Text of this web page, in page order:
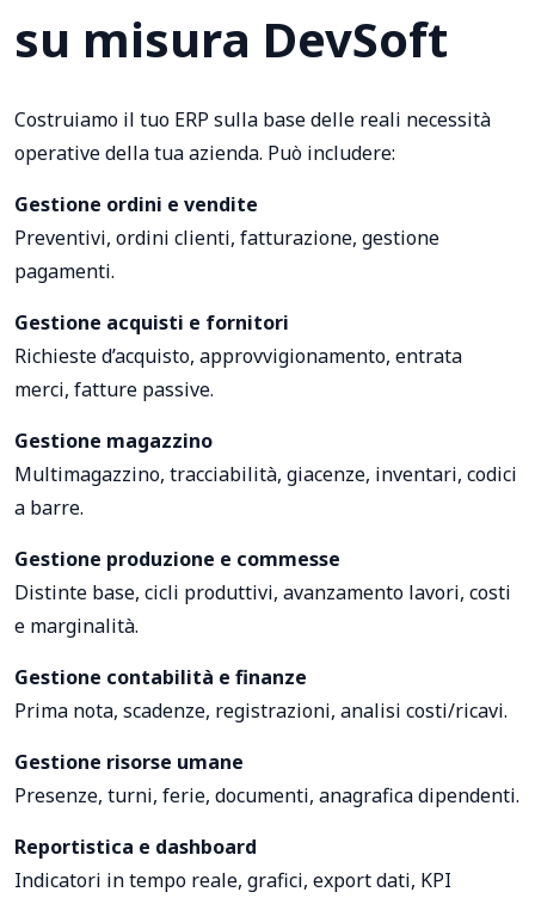
su misura DevSoft
Costruiamo il tuo ERP sulla base delle reali necessità
operative della tua azienda. Può includere:
Gestione ordini e vendite
Preventivi, ordini clienti, fatturazione, gestione
pagamenti.
Gestione acquisti e fornitori
Richieste d’acquisto, approvvigionamento, entrata
merci, fatture passive.
Gestione magazzino
Multimagazzino, tracciabilità, giacenze, inventari, codici
a barre.
Gestione produzione e commesse
Distinte base, cicli produttivi, avanzamento lavori, costi
e marginalità.
Gestione contabilità e finanze
Prima nota, scadenze, registrazioni, analisi costi/ricavi.
Gestione risorse umane
Presenze, turni, ferie, documenti, anagrafica dipendenti.
Reportistica e dashboard
Indicatori in tempo reale, grafici, export dati, KPI